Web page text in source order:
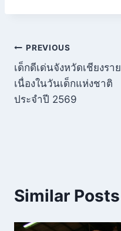
PREVIOUS
เด็กดีเด่นจังหวัดเชียงราย
เนื่องในวันเด็กแห่งชาติ
ประจำปี 2569
Similar Posts